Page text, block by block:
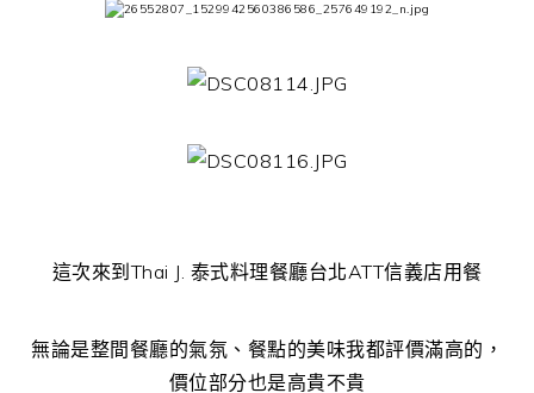
這次來到Thai J. 泰式料理餐廳台北ATT信義店用餐
無論是整間餐廳的氣氛、餐點的美味我都評價滿高的，
價位部分也是高貴不貴